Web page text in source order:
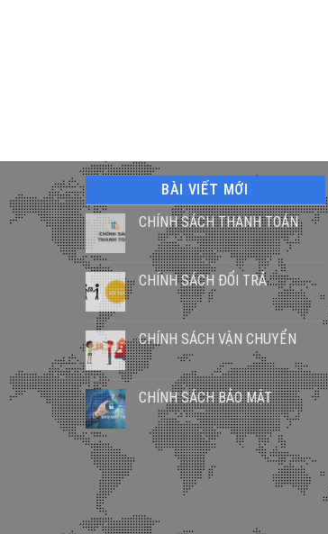
BÀI VIẾT MỚI
CHÍNH SÁCH THANH TOÁN
CHÍNH SÁCH ĐỔI TRẢ
CHÍNH SÁCH VẬN CHUYỂN
CHÍNH SÁCH BẢO MẬT